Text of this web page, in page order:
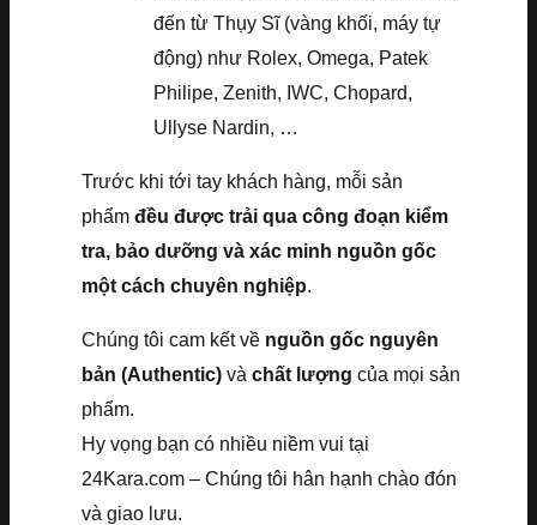
đến từ Thụy Sĩ (vàng khối, máy tự
động) như Rolex, Omega, Patek
Philipe, Zenith, IWC, Chopard,
Ullyse Nardin, …
Trước khi tới tay khách hàng, mỗi sản
phẩm đều được trải qua công đoạn kiểm
tra, bảo dưỡng và xác minh nguồn gốc
một cách chuyên nghiệp.
Chúng tôi cam kết về nguồn gốc nguyên
bản (Authentic) và chất lượng của mọi sản
phẩm.
Hy vọng bạn có nhiều niềm vui tại
24Kara.com – Chúng tôi hân hạnh chào đón
và giao lưu.